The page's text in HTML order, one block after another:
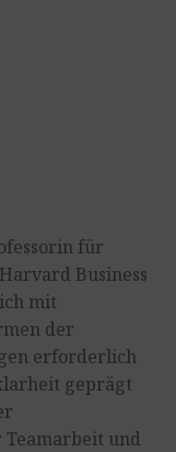
für
Business
mit
der
erforderlich
geprägt
Teamarbeit und